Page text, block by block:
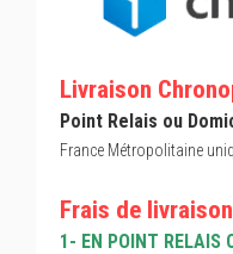
Livraison
Point Relais ou
France Métropolitaine
Frais de livraison
1- EN POINT RELAIS